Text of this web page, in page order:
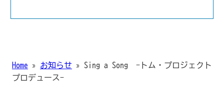
Home » お知らせ » Sing a Song -トム・プロジェクト
プロデュース-